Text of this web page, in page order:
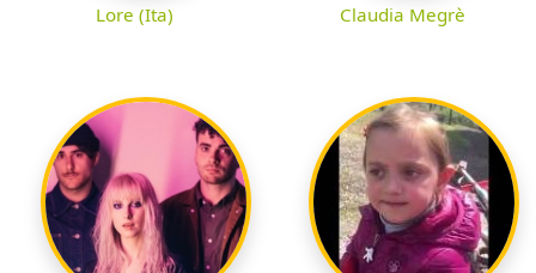
Lore (Ita) Claudia Megrè